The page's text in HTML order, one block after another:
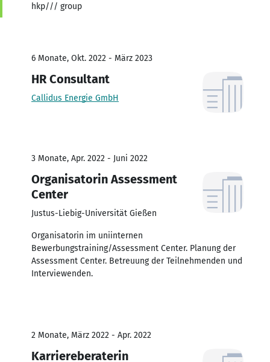
hkp/// group
6 Monate, Okt. 2022 - März 2023
HR Consultant
Callidus Energie GmbH
3 Monate, Apr. 2022 - Juni 2022
Organisatorin Assessment
Center
Justus-Liebig-Universität Gießen
Organisatorin im uniinternen
Bewerbungstraining/Assessment Center. Planung der
Assessment Center. Betreuung der Teilnehmenden und
Interviewenden.
2 Monate, März 2022 - Apr. 2022
Karriereberaterin